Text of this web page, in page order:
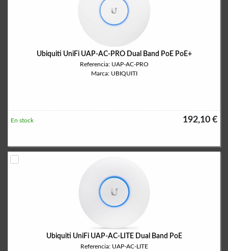
Ubiquiti UniFi UAP-AC-PRO Dual Band PoE PoE+
Referencia: UAP-AC-PRO
Marca: UBIQUITI
192,10 €
En stock
Ubiquiti UniFi UAP-AC-LITE Dual Band PoE
Referencia: UAP-AC-LITE